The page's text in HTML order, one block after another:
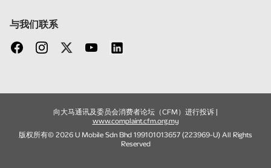
与我们联系
向大马通讯及委员会消费者论坛（CFM）进行投诉 |
www.complaint.cfm.org.my
版权所有© 2026 U Mobile Sdn Bhd 199101013657 (223969-U) All Rights
Reserved